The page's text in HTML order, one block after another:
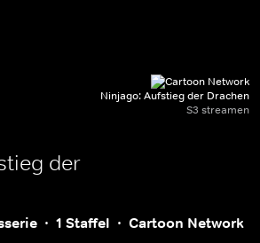
Ninjago: Aufstieg der Drachen
S3 streamen
der
1 Staffel Cartoon Network